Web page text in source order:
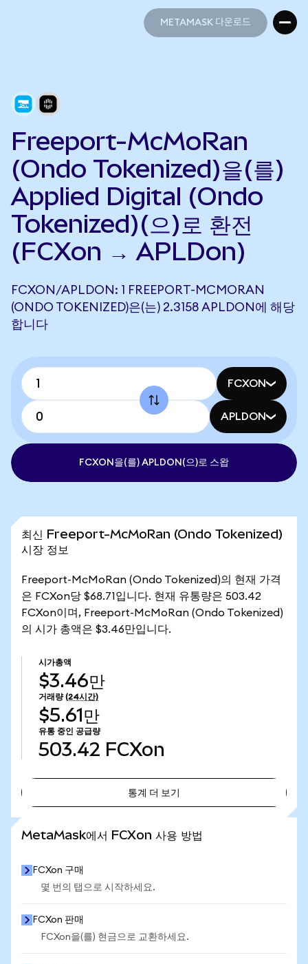
METAMASK 다운로드
Freeport-McMoRan
(Ondo Tokenized)을(를)
Applied Digital (Ondo
Tokenized)(으)로 환전
(FCXon → APLDon)
FCXON/APLDON: 1 FREEPORT-MCMORAN
(ONDO TOKENIZED)은(는) 2.3158 APLDON에 해당
합니다
FCXON
APLDON
FCXON을(를) APLDON(으)로 스왑
최신 Freeport-McMoRan (Ondo Tokenized)
시장 정보
Freeport-McMoRan (Ondo Tokenized)의 현재 가격
은 FCXon당 $68.71입니다. 현재 유통량은 503.42
FCXon이며, Freeport-McMoRan (Ondo Tokenized)
의 시가 총액은 $3.46만입니다.
시가총액
$3.46만
거래량 (24시간)
$5.61만
유통 중인 공급량
503.42 FCXon
통계 더 보기
MetaMask에서 FCXon 사용 방법
FCXon 구매
몇 번의 탭으로 시작하세요.
FCXon 판매
FCXon을(를) 현금으로 교환하세요.